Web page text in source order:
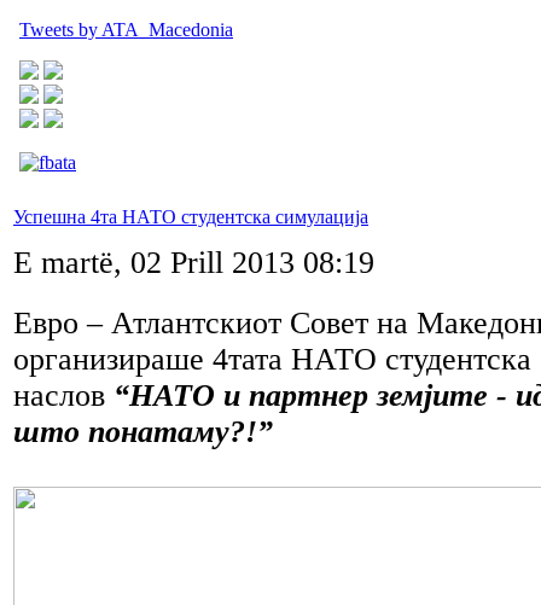
Tweets by ATA_Macedonia
Успешна 4та НАТО студентска симулација
E martë, 02 Prill 2013 08:19
Евро – Атлантскиот Совет на
организираше 4тата НАТО студентска
наслов “НАТО и партнер земјите -
што понатаму?!”